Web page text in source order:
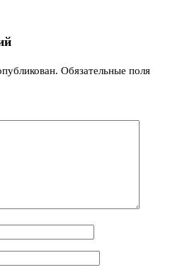
Обязательные поля